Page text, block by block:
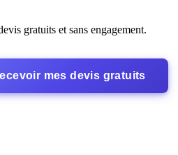
gratuits et sans engagement.
mes devis gratuits